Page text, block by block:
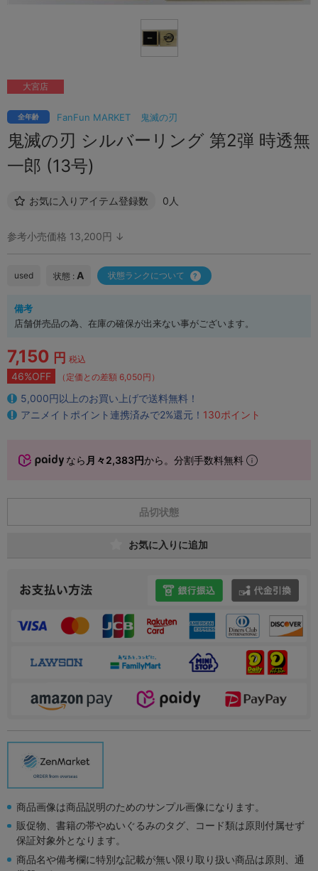
FanFun MARKET 鬼滅の刃
全年齢
鬼滅の刃 シルバーリング 第2弾 時透無
一郎 (13号)
お気に入りアイテム登録数 0人
大宮店
参考小売価格 13,200円 ↓
used 状態 : A 状態ランクについて
備考
店舗併売品の為、在庫の確保が出来ない事がございます。
7,150 円 税込
46%OFF （定価との差額 6,050円）
5,000円以上のお買い上げで送料無料！
アニメイトポイント連携済みで2%還元！ 130ポイント
なら 月々2,383円から。分割手数料無料
品切状態
お気に入りに追加
商品画像は商品説明のためのサンプル画像になります。
販促物、書籍の帯やぬいぐるみのタグ、コード類は原則付属せず
保証対象外となります。
商品名や備考欄に特別な記載が無い限り取り扱い商品は原則、通